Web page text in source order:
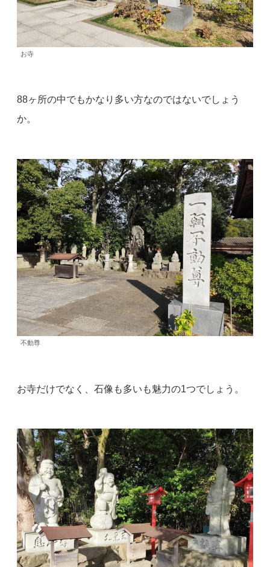
お寺
88ヶ所の中でもかなり多い方なのではないでしょう
か。
不動尊
お寺だけでなく、石像も多いも魅力の1つでしょう。